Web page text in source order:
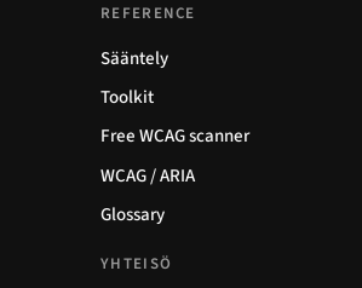
REFERENCE
Sääntely
Toolkit
Free WCAG scanner
WCAG / ARIA
Glossary
YHTEISÖ